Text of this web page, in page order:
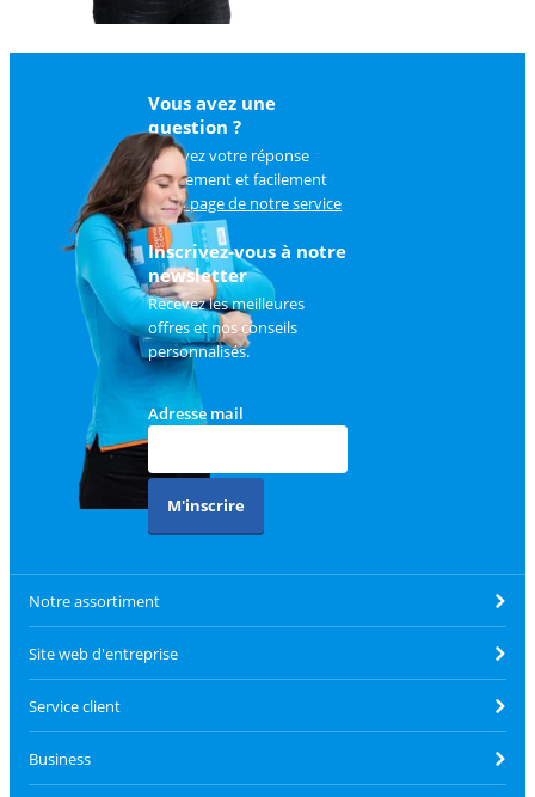
Vous avez une
question ?
Trouvez votre réponse
rapidement et facilement
surla page de notre service
client.
Inscrivez-vous à notre
newsletter
Recevez les meilleures
offres et nos conseils
personnalisés.
Adresse mail
M'inscrire
Notre assortiment
Site web d'entreprise
Service client
Business